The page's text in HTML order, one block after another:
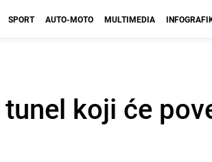
SPORT AUTO-MOTO MULTIMEDIA
koji će